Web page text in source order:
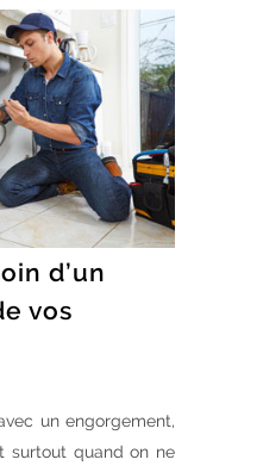
d’un
vos
un engorgement,
surtout quand on ne